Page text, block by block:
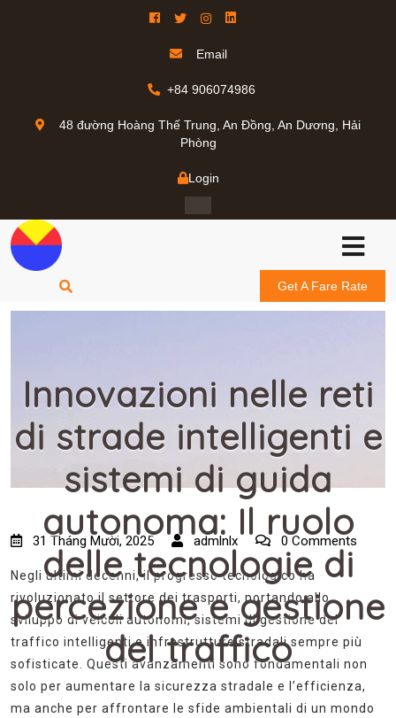
Email
+84 906074986
48 đường Hoàng Thế Trung, An Đồng, An Dương, Hải
Phòng
Login
Get A Fare Rate
Innovazioni nelle reti
di strade intelligenti e
sistemi di guida
autonoma: Il ruolo
delle tecnologie di
percezione e gestione
del traffico
31 Tháng Mười, 2025 admlnlx 0 Comments
Negli ultimi decenni, il progresso tecnologico ha
rivoluzionato il settore dei trasporti, portando allo
sviluppo di veicoli autonomi, sistemi di gestione del
traffico intelligenti e infrastrutture stradali sempre più
sofisticate. Questi avanzamenti sono fondamentali non
solo per aumentare la sicurezza stradale e l’efficienza,
ma anche per affrontare le sfide ambientali di un mondo